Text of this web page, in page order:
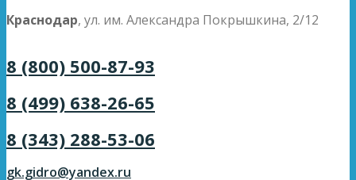
Краснодар, ул. им. Александра Покрышкина, 2/12
8 (800) 500-87-93
8 (499) 638-26-65
8 (343) 288-53-06
gk.gidro@yandex.ru